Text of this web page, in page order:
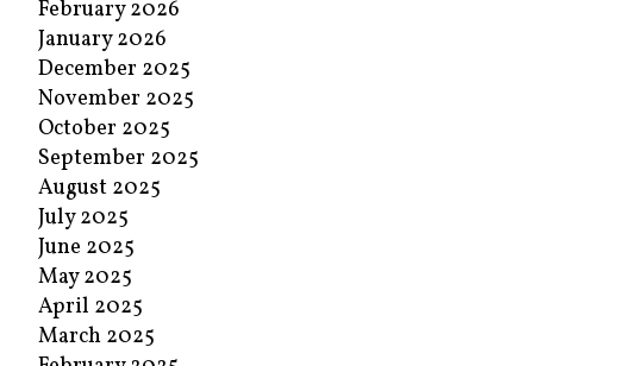
February 2026
January 2026
December 2025
November 2025
October 2025
September 2025
August 2025
July 2025
June 2025
May 2025
April 2025
March 2025